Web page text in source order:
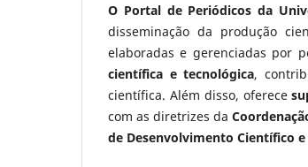
O Portal de Periódicos da
disseminação da produção
elaboradas e gerenciadas por
científica e tecnológica,
científica. Além disso, oferece
com as diretrizes da
de Desenvolvimento Científico e